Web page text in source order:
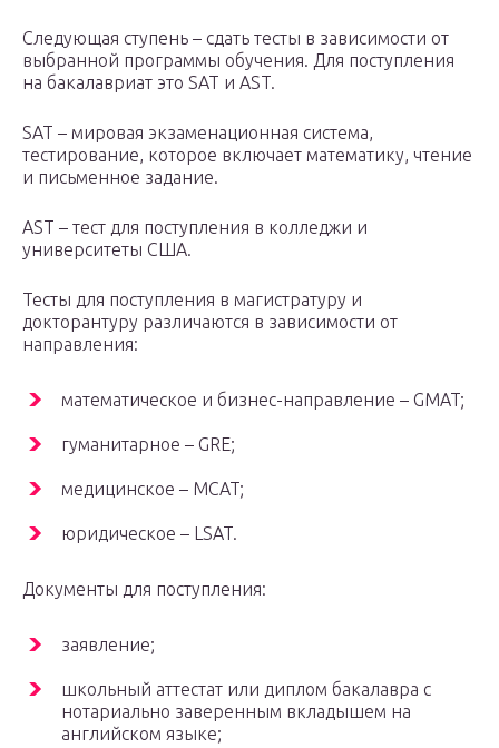
Следующая ступень – сдать тесты в зависимости от
выбранной программы обучения. Для поступления
на бакалавриат это SAT и AST.
SAT – мировая экзаменационная система,
тестирование, которое включает математику, чтение
и письменное задание.
AST – тест для поступления в колледжи и
университеты США.
Тесты для поступления в магистратуру и
докторантуру различаются в зависимости от
направления:
математическое и бизнес-направление – GMAT;
гуманитарное – GRE;
медицинское – MCAT;
юридическое – LSAT.
Документы для поступления:
заявление;
школьный аттестат или диплом бакалавра с
нотариально заверенным вкладышем на
английском языке;